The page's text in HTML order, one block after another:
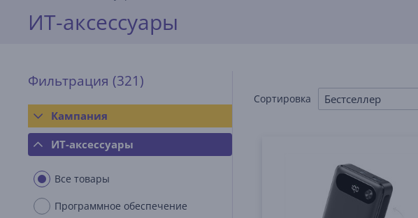
ИТ-аксессуары
Фильтрация (321)
Кампания
ИТ-аксессуары
Все товары
Программное обеспечение
Сортировка Бестселлер